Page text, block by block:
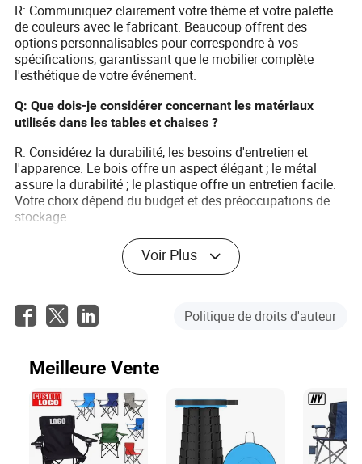
R: Communiquez clairement votre thème et votre palette
de couleurs avec le fabricant. Beaucoup offrent des
options personnalisables pour correspondre à vos
spécifications, garantissant que le mobilier complète
l'esthétique de votre événement.
Q: Que dois-je considérer concernant les matériaux
utilisés dans les tables et chaises ?
R: Considérez la durabilité, les besoins d'entretien et
l'apparence. Le bois offre un aspect élégant ; le métal
assure la durabilité ; le plastique offre un entretien facile.
Votre choix dépend du budget et des préoccupations de
stockage.
Q: Comment entretenir le mobilier d'événement après
sont cruciaux. Suivez les directives de nettoyage du
fabricant. Rangez dans un endroit sec et spacieux pour
Reina Faulkner
Voir Plus
Politique de droits d'auteur
Meilleure Vente